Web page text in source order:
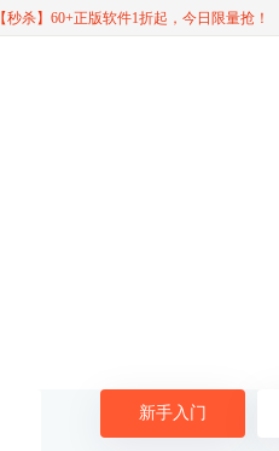
【秒杀】60+正版软件1折起，今日限量抢！
新手入门